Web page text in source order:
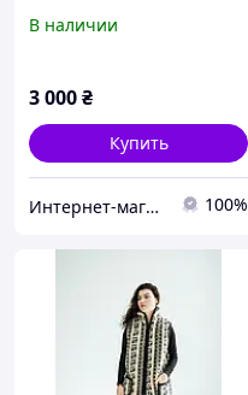
работа
В наличии
3 000₴
Купить
Интернет-магазин "Волшебный клубок" 100%